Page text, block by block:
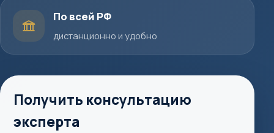
По всей РФ
дистанционно и удобно
Получить консультацию
эксперта